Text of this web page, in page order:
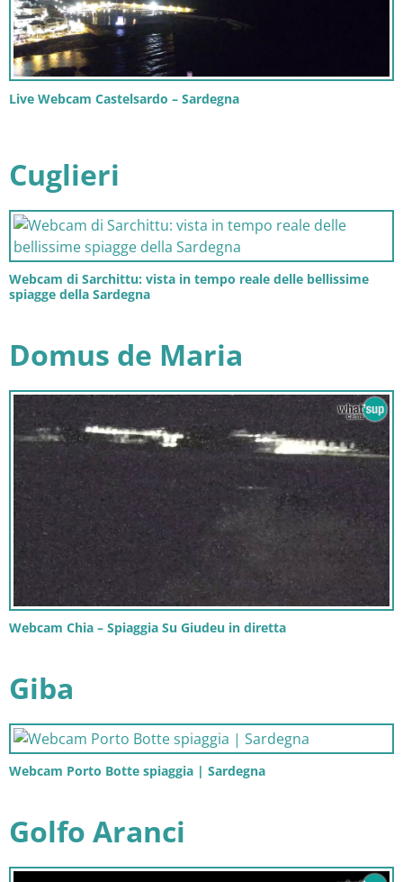
Live Webcam Castelsardo – Sardegna
Cuglieri
Webcam di Sarchittu: vista in tempo reale delle bellissime
spiagge della Sardegna
Domus de Maria
Webcam Chia – Spiaggia Su Giudeu in diretta
Giba
Webcam Porto Botte spiaggia | Sardegna
Golfo Aranci